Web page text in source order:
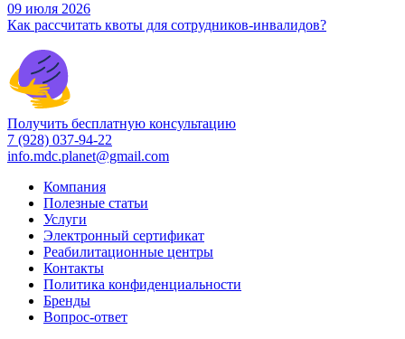
09 июля 2026
Как рассчитать квоты для сотрудников-инвалидов?
Получить бесплатную консультацию
7 (928) 037-94-22
info.mdc.planet@gmail.com
Компания
Полезные статьи
Услуги
Электронный сертификат
Реабилитационные центры
Контакты
Политика конфиденциальности
Бренды
Вопрос-ответ